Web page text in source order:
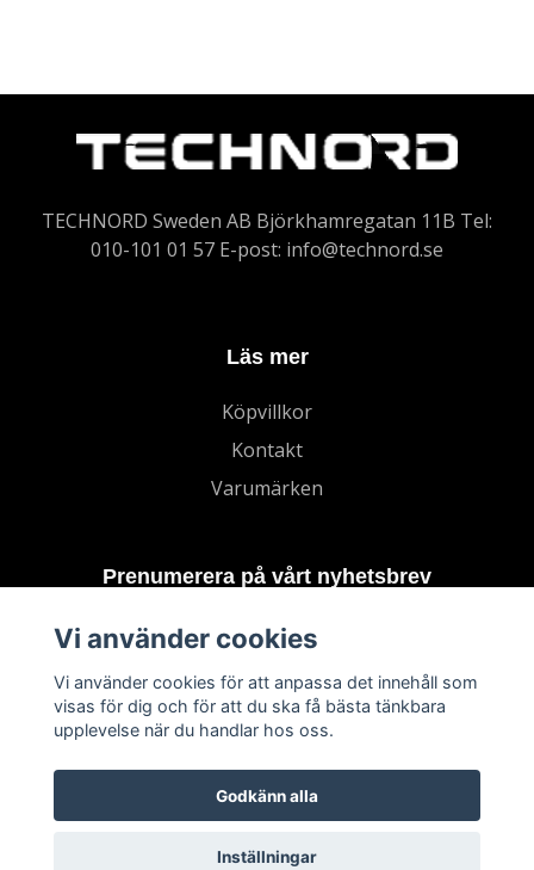
TECHNORD Sweden AB Björkhamregatan 11B Tel:
010-101 01 57 E-post: info@technord.se
Läs mer
Köpvillkor
Kontakt
Varumärken
Prenumerera på vårt nyhetsbrev
Vi använder cookies
Vi använder cookies för att anpassa det innehåll som
visas för dig och för att du ska få bästa tänkbara
upplevelse när du handlar hos oss.
Godkänn alla
Inställningar